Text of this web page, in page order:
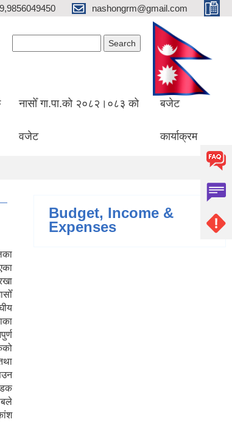
nashongrm@gmail.com
नासोँ गा.पा.को २०८२।०८३ को
वजेट
बजेट
कार्याक्रम
Budget, Income &
Expenses